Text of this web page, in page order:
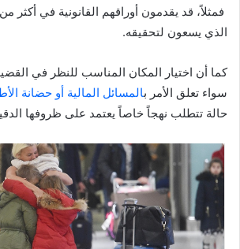
فمثلاً، قد يقدمون أوراقهم القانونية في
الذي يسعون لتحقيقه.
كما أن اختيار المكان المناسب للنظر في
سواء تعلق الأمر بالمسائل المالية أو حضانة
حالة تتطلب نهجاً خاصاً يعتمد على ظروفها